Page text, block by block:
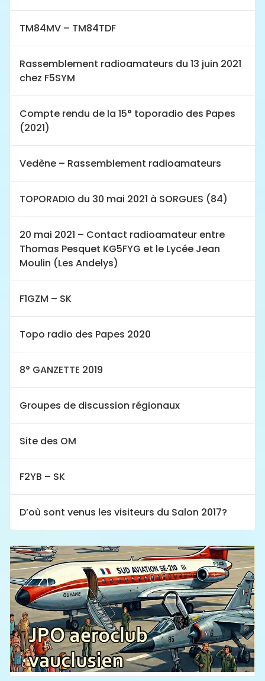
TM84MV – TM84TDF
Rassemblement radioamateurs du 13 juin 2021
chez F5SYM
Compte rendu de la 15° toporadio des Papes
(2021)
Vedène – Rassemblement radioamateurs
TOPORADIO du 30 mai 2021 à SORGUES (84)
20 mai 2021 – Contact radioamateur entre
Thomas Pesquet KG5FYG et le Lycée Jean
Moulin (Les Andelys)
F1GZM – SK
Topo radio des Papes 2020
8° GANZETTE 2019
Groupes de discussion régionaux
Site des OM
F2YB – SK
D’où sont venus les visiteurs du Salon 2017?